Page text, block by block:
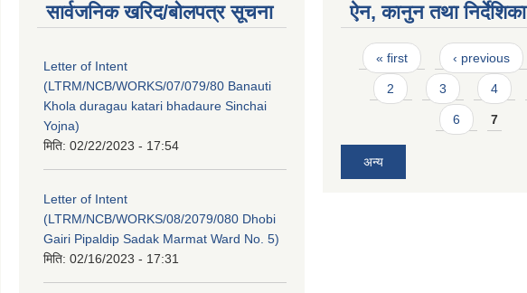
सार्वजनिक खरिद/बोलपत्र सूचना
Letter of Intent
(LTRM/NCB/WORKS/07/079/80 Banauti
Khola duragau katari bhadaure Sinchai
Yojna)
मिति: 02/22/2023 - 17:54
Letter of Intent
(LTRM/NCB/WORKS/08/2079/080 Dhobi
Gairi Pipaldip Sadak Marmat Ward No. 5)
मिति: 02/16/2023 - 17:31
ऐन, कानुन तथा निर्देशिका
Pages
« first ‹ previous
2 3 4
6 7
अन्य